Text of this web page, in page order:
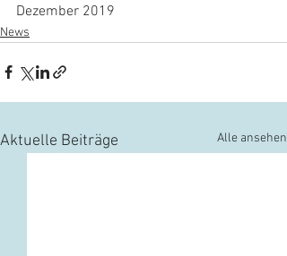
Dezember 2019
News
Aktuelle Beiträge Alle ansehen